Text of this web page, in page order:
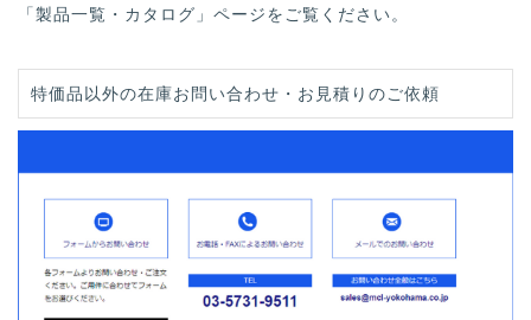
「製品一覧・カタログ」ページをご覧ください。
特価品以外の在庫お問い合わせ・お見積りのご依頼